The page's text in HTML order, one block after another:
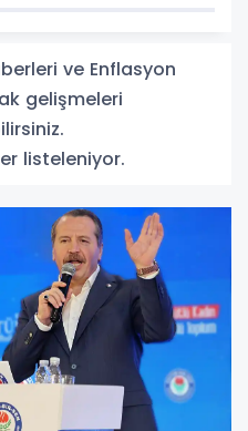
ve Enflasyon
gelişmeleri
listeleniyor.